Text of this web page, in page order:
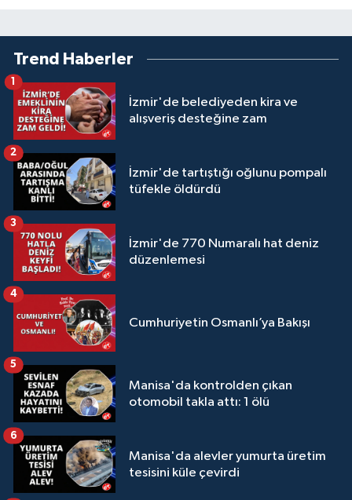
Trend Haberler
İzmir'de belediyeden kira ve
alışveriş desteğine zam
1
İzmir'de tartıştığı oğlunu pompalı
tüfekle öldürdü
2
İzmir'de 770 Numaralı hat deniz
düzenlemesi
3
Cumhuriyetin Osmanlı’ya Bakışı
4
Manisa'da kontrolden çıkan
otomobil takla attı: 1 ölü
5
Manisa'da alevler yumurta üretim
tesisini küle çevirdi
6